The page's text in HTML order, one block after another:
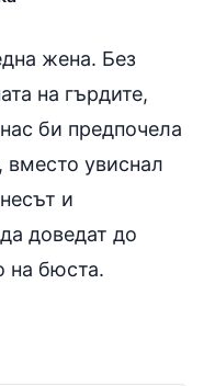
жена. Без
на гърдите,
би предпочела
вместо увиснал
и
доведат до
на бюста.